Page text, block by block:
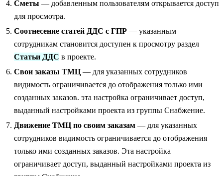
Сметы — добавленным пользователям открывается доступ
для просмотра.
Соотнесение статей ДДС с ГПР — указанным
сотрудникам становится доступен к просмотру раздел
Статьи ДДС в проекте.
Свои заказы ТМЦ — для указанных сотрудников
видимость ограничивается до отображения только ими
созданных заказов. эта настройка ограничивает доступ,
выданный настройками проекта из группы Снабжение.
Движение ТМЦ по своим заказам — для указанных
сотрудников видимость ограничивается до отображения
только ими созданных заказов. Эта настройка
ограничивает доступ, выданный настройками проекта из